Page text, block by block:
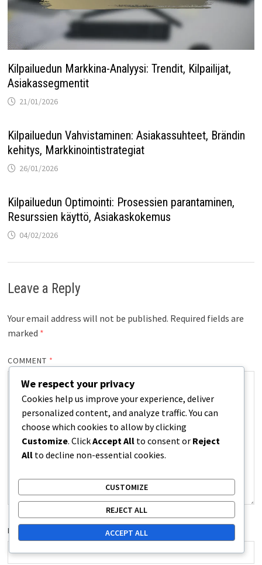
Kilpailuedun Markkina-Analyysi: Trendit, Kilpailijat,
Asiakassegmentit
21/01/2026
Kilpailuedun Vahvistaminen: Asiakassuhteet, Brändin
kehitys, Markkinointistrategiat
26/01/2026
Kilpailuedun Optimointi: Prosessien parantaminen,
Resurssien käyttö, Asiakaskokemus
04/02/2026
Leave a Reply
Your email address will not be published. Required fields are
marked *
COMMENT *
NAME
We respect your privacy
Cookies help us improve your experience, deliver
personalized content, and analyze traffic. You can
choose which cookies to allow by clicking
Customize. ClickAccept All to consent or Reject
All to decline non-essential cookies.
CUSTOMIZE
REJECT ALL
ACCEPT ALL